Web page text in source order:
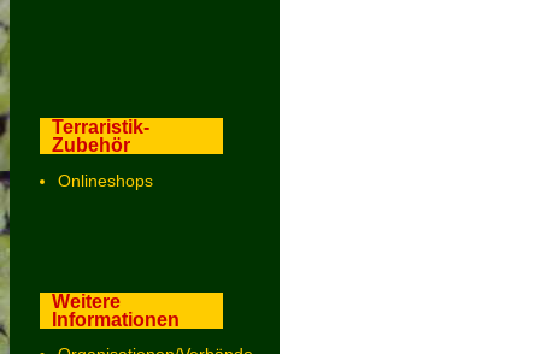
Terraristik-
Zubehör
Onlineshops
Weitere
Informationen